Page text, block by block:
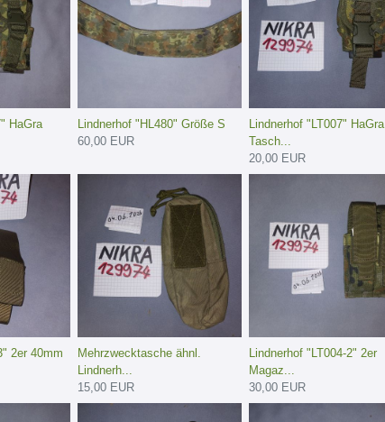
HaGra
Lindnerhof "HL480" Größe S
60,00 EUR
Lindnerhof "LT007" HaGra
Tasch...
20,00 EUR
2er 40mm
Mehrzwecktasche ähnl.
Lindnerh...
15,00 EUR
Lindnerhof "LT004-2" 2er
Magaz...
30,00 EUR